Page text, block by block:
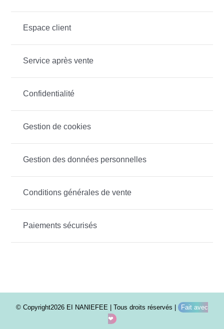
Espace client
Service après vente
Confidentialité
Gestion de cookies
Gestion des données personnelles
Conditions générales de vente
Paiements sécurisés
© Copyright2026 EI NANIEFEE | Tous droits réservés |
Fait avec
❤